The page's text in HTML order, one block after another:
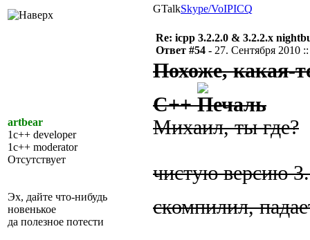
GTalkSkype/VoIPICQ
artbear
1c++ developer
1c++ moderator
Отсутствует
Эх, дайте что-нибудь
новенькое
да полезное потести
Re: icpp 3.2.2.0 & 3.2.2.x
Ответ #54 - 27. Сентября 2010
Похоже, какая-
С++
Михаил, ты где?
чистую версию
скомпилил,